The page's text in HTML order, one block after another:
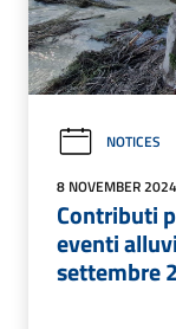
NOTICES
8 NOVEMBER 2024
Contributi
eventi
settembre